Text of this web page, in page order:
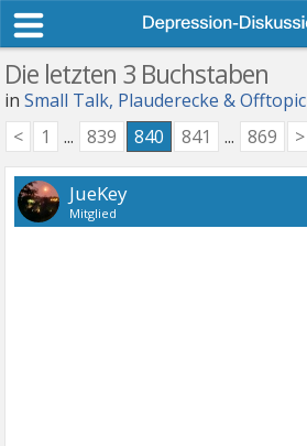
Die letzten 3 Buchstaben
inSmall Talk, Plauderecke & Offtopic
<
1 ... 839 840 841 ... 869 >
JueKey
Mitglied